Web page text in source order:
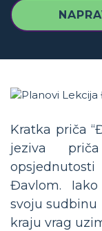
Kratka priča
jeziva
Đavlom.
svoju sudbinu
kraju vrag